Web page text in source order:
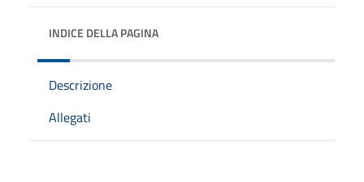
INDICE DELLA PAGINA
Descrizione
Allegati